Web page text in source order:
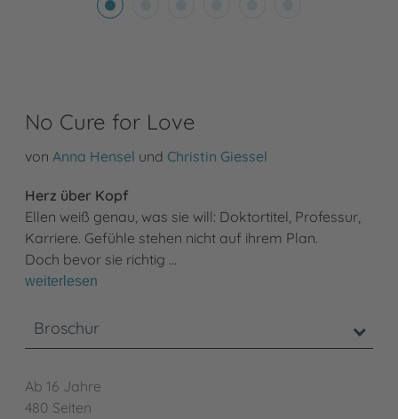
No Cure for Love
von Anna Hensel und Christin Giessel
Herz über Kopf
Ellen weiß genau, was sie will: Doktortitel, Professur,
Karriere. Gefühle stehen nicht auf ihrem Plan.
Doch bevor sie richtig …
weiterlesen
Broschur
Ab 16 Jahre
480 Seiten